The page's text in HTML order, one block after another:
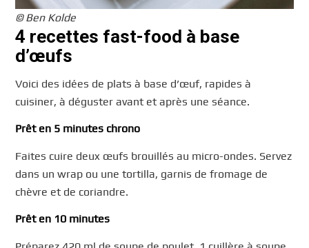
© Ben Kolde
4 recettes fast-food à base
d’œufs
Voici des idées de plats à base d’œuf, rapides à
cuisiner, à déguster avant et après une séance.
Prêt en 5 minutes chrono
Faites cuire deux œufs brouillés au micro-ondes. Servez
dans un wrap ou une tortilla, garnis de fromage de
chèvre et de coriandre.
Prêt en 10 minutes